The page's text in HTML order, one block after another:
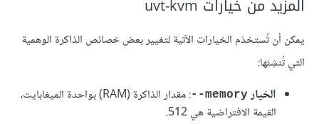
المزيد من خيارات uvt-kvm
يمكن أن تُستخدَم الخيارات الآتية لتغيير بعض خصائص الذاكرة الوهمية
التي تُنشِئها:
الخيار ‎--memory
: مقدار الذاكرة (RAM) بواحدة الميغابايت،
القيمة الافتراضية هي 512.